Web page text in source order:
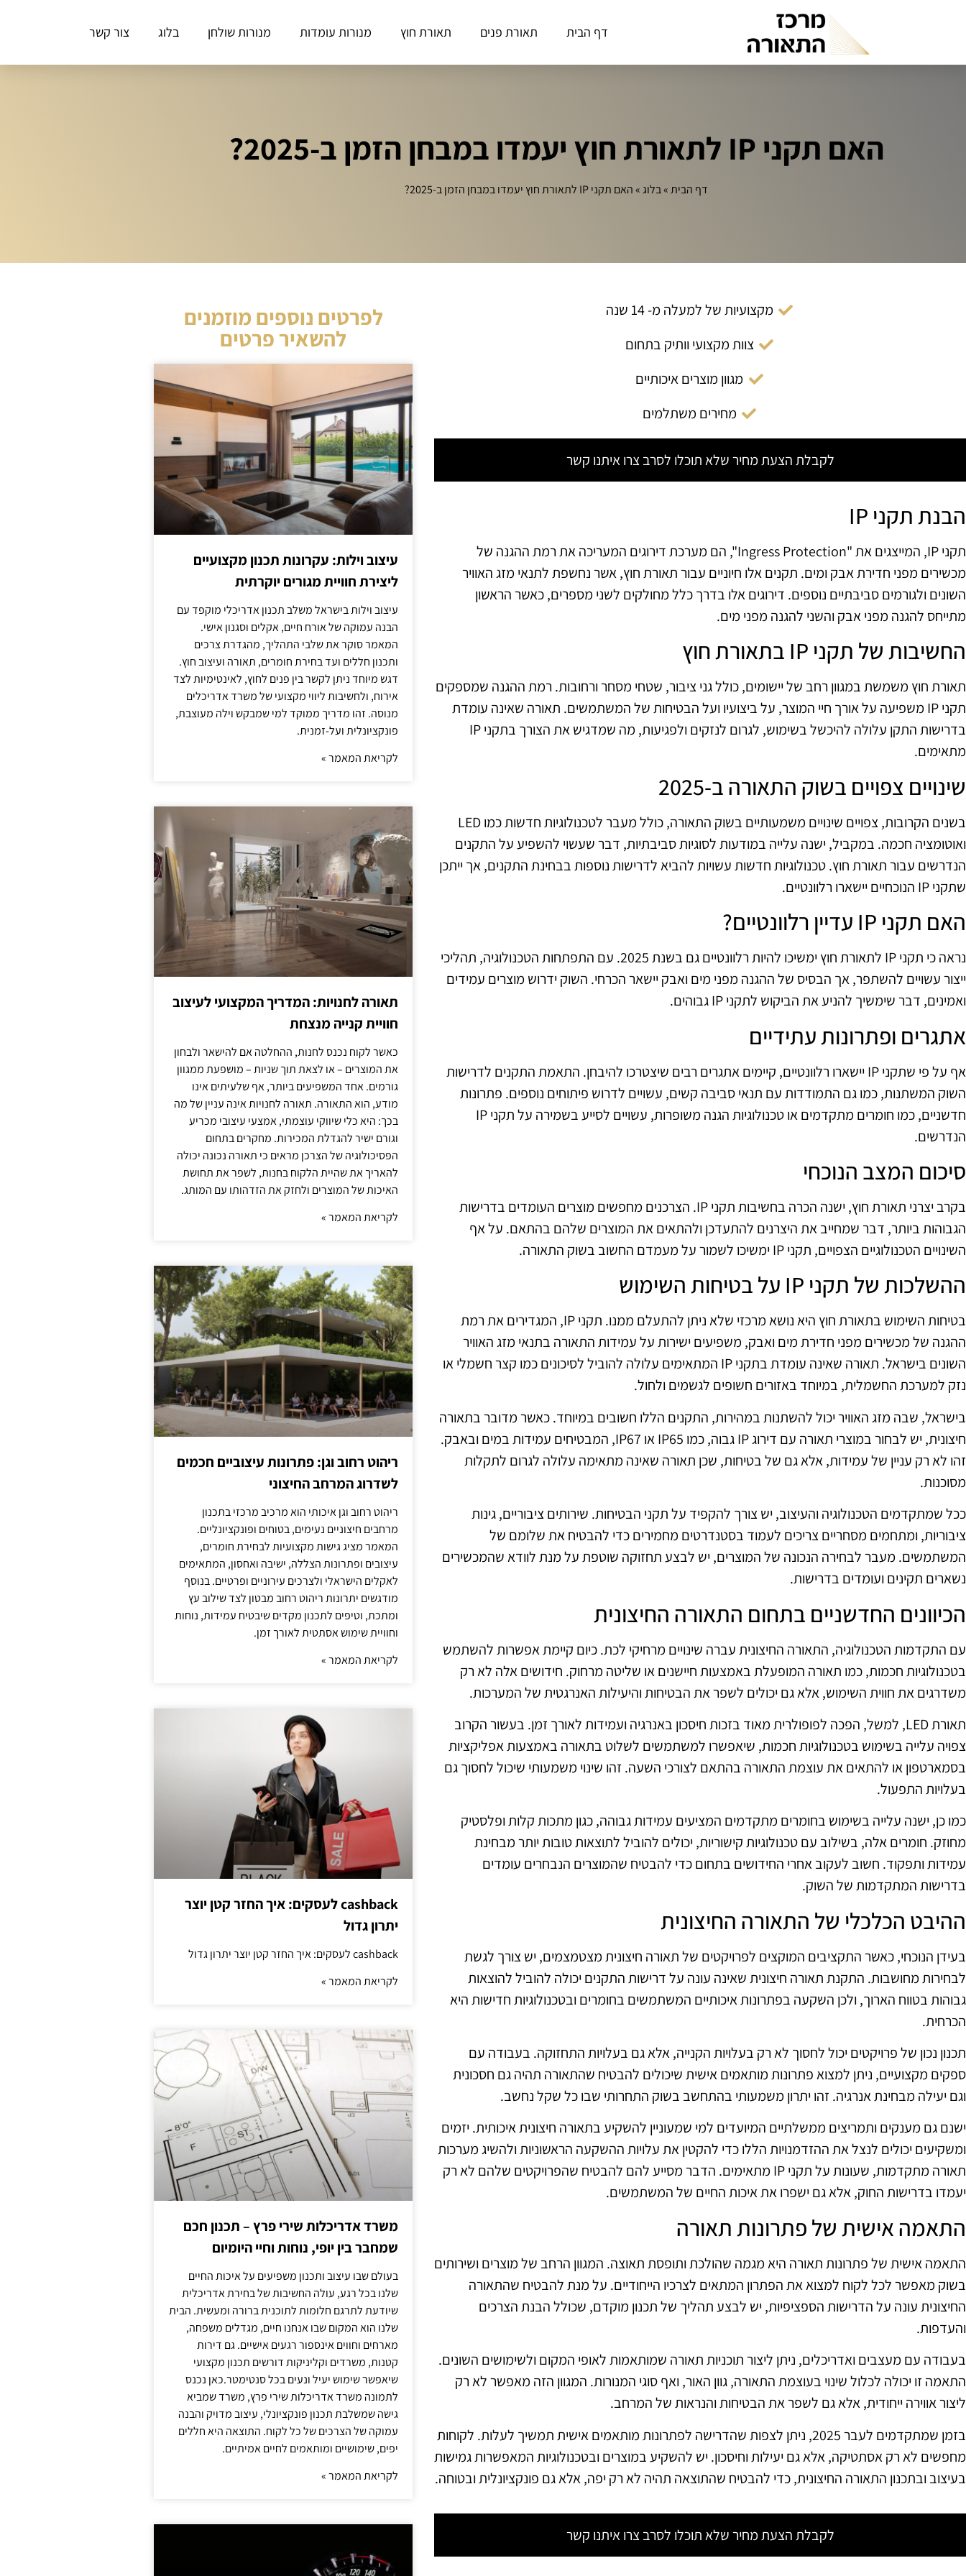
דף הבית תאורת פנים תאורת חוץ מנורות עומדות מנורות שולחן בלוג צור קשר
האם תקני IP לתאורת חוץ יעמדו במבחן הזמן ב‑2025?
דף הבית»בלוג»האם תקני IP לתאורת חוץ יעמדו במבחן הזמן ב‑2025?
מקצועיות של למעלה מ- 14 שנה
צוות מקצועי וותיק בתחום
מגוון מוצרים איכותיים
מחירים משתלמים
לקבלת הצעת מחיר שלא תוכלו לסרב צרו איתנו קשר
הבנת תקני IP
תקני IP, המייצגים את "Ingress Protection", הם מערכת דירוגים המעריכה את רמת ההגנה של
מכשירים מפני חדירת אבק ומים. תקנים אלו חיוניים עבור תאורת חוץ, אשר נחשפת לתנאי מזג האוויר
השונים ולגורמים סביבתיים נוספים. דירוגים אלו בדרך כלל מחולקים לשני מספרים, כאשר הראשון
מתייחס להגנה מפני אבק והשני להגנה מפני מים.
החשיבות של תקני IP בתאורת חוץ
תאורת חוץ משמשת במגוון רחב של יישומים, כולל גני ציבור, שטחי מסחר ורחובות. רמת ההגנה שמספקים
תקני IP משפיעה על אורך חיי המוצר, על ביצועיו ועל הבטיחות של המשתמשים. תאורה שאינה עומדת
בדרישות התקן עלולה להיכשל בשימוש, לגרום לנזקים ולפגיעות, מה שמדגיש את הצורך בתקני IP
מתאימים.
שינויים צפויים בשוק התאורה ב‑2025
בשנים הקרובות, צפויים שינויים משמעותיים בשוק התאורה, כולל מעבר לטכנולוגיות חדשות כמו LED
ואוטומציה חכמה. במקביל, ישנה עלייה במודעות לסוגיות סביבתיות, דבר שעשוי להשפיע על התקנים
הנדרשים עבור תאורת חוץ. טכנולוגיות חדשות עשויות להביא לדרישות נוספות בבחינת התקנים, אך ייתכן
שתקני IP הנוכחיים יישארו רלוונטיים.
האם תקני IP עדיין רלוונטיים?
נראה כי תקני IP לתאורת חוץ ימשיכו להיות רלוונטיים גם בשנת 2025. עם התפתחות הטכנולוגיה, תהליכי
ייצור עשויים להשתפר, אך הבסיס של ההגנה מפני מים ואבק יישאר הכרחי. השוק ידרוש מוצרים עמידים
ואמינים, דבר שימשיך להניע את הביקוש לתקני IP גבוהים.
אתגרים ופתרונות עתידיים
אף על פי שתקני IP יישארו רלוונטיים, קיימים אתגרים רבים שיצטרכו להיבחן. התאמת התקנים לדרישות
השוק המשתנות, כמו גם התמודדות עם תנאי סביבה קשים, עשויים לדרוש פיתוחים נוספים. פתרונות
חדשניים, כמו חומרים מתקדמים או טכנולוגיות הגנה משופרות, עשויים לסייע בשמירה על תקני IP
הנדרשים.
סיכום המצב הנוכחי
בקרב יצרני תאורת חוץ, ישנה הכרה בחשיבות תקני IP. הצרכנים מחפשים מוצרים העומדים בדרישות
הגבוהות ביותר, דבר שמחייב את היצרנים להתעדכן ולהתאים את המוצרים שלהם בהתאם. על אף
השינויים הטכנולוגיים הצפויים, תקני IP ימשיכו לשמור על מעמדם החשוב בשוק התאורה.
ההשלכות של תקני IP על בטיחות השימוש
בטיחות השימוש בתאורת חוץ היא נושא מרכזי שלא ניתן להתעלם ממנו. תקני IP, המגדירים את רמת
ההגנה של מכשירים מפני חדירת מים ואבק, משפיעים ישירות על עמידות התאורה בתנאי מזג האוויר
השונים בישראל. תאורה שאינה עומדת בתקני IP המתאימים עלולה להוביל לסיכונים כמו קצר חשמלי או
נזק למערכת החשמלית, במיוחד באזורים חשופים לגשמים ולחול.
בישראל, שבה מזג האוויר יכול להשתנות במהירות, התקנים הללו חשובים במיוחד. כאשר מדובר בתאורה
חיצונית, יש לבחור במוצרי תאורה עם דירוג IP גבוה, כמו IP65 או IP67, המבטיחים עמידות במים ובאבק.
זהו לא רק עניין של עמידות, אלא גם של בטיחות, שכן תאורה שאינה מתאימה עלולה לגרום לתקלות
מסוכנות.
ככל שמתקדמים הטכנולוגיה והעיצוב, יש צורך להקפיד על תקני הבטיחות. שירותים ציבוריים, גינות
ציבוריות, ומתחמים מסחריים צריכים לעמוד בסטנדרטים מחמירים כדי להבטיח את שלומם של
המשתמשים. מעבר לבחירה הנכונה של המוצרים, יש לבצע תחזוקה שוטפת על מנת לוודא שהמכשירים
נשארים תקינים ועומדים בדרישות.
הכיוונים החדשניים בתחום התאורה החיצונית
עם התקדמות הטכנולוגיה, התאורה החיצונית עברה שינויים מרחיקי לכת. כיום קיימת אפשרות להשתמש
בטכנולוגיות חכמות, כמו תאורה המופעלת באמצעות חיישנים או שליטה מרחוק. חידושים אלה לא רק
משדרגים את חווית השימוש, אלא גם יכולים לשפר את הבטיחות והיעילות האנרגטית של המערכות.
תאורת LED, למשל, הפכה לפופולרית מאוד בזכות חיסכון באנרגיה ועמידות לאורך זמן. בעשור הקרוב
צפויה עלייה בשימוש בטכנולוגיות חכמות, שיאפשרו למשתמשים לשלוט בתאורה באמצעות אפליקציות
בסמארטפון או להתאים את עוצמת התאורה בהתאם לצורכי השעה. זהו שינוי משמעותי שיכול לחסוך גם
בעלויות התפעול.
כמו כן, ישנה עלייה בשימוש בחומרים מתקדמים המציעים עמידות גבוהה, כגון מתכות קלות ופלסטיק
מחוזק. חומרים אלה, בשילוב עם טכנולוגיות קישוריות, יכולים להוביל לתוצאות טובות יותר מבחינת
עמידות ותפקוד. חשוב לעקוב אחרי החידושים בתחום כדי להבטיח שהמוצרים הנבחרים עומדים
בדרישות המתקדמות של השוק.
ההיבט הכלכלי של התאורה החיצונית
בעידן הנוכחי, כאשר התקציבים המוקצים לפרויקטים של תאורה חיצונית מצטמצמים, יש צורך לגשת
לבחירות מחושבות. התקנת תאורה חיצונית שאינה עונה על דרישות התקנים יכולה להוביל להוצאות
גבוהות בטווח הארוך, ולכן השקעה בפתרונות איכותיים המשתמשים בחומרים ובטכנולוגיות חדישות היא
הכרחית.
תכנון נכון של פרויקטים יכול לחסוך לא רק בעלויות הקנייה, אלא גם בעלויות התחזוקה. בעבודה עם
ספקים מקצועיים, ניתן למצוא פתרונות מותאמים אישית שיכולים להבטיח שהתאורה תהיה גם חסכונית
וגם יעילה מבחינת אנרגיה. זהו יתרון משמעותי בהתחשב בשוק התחרותי שבו כל שקל נחשב.
ישנם גם מענקים ותמריצים ממשלתיים המיועדים למי שמעוניין להשקיע בתאורה חיצונית איכותית. יזמים
ומשקיעים יכולים לנצל את ההזדמנויות הללו כדי להקטין את עלויות ההשקעה הראשוניות ולהשיג מערכות
תאורה מתקדמות, שעונות על תקני IP מתאימים. הדבר מסייע להם להבטיח שהפרויקטים שלהם לא רק
יעמדו בדרישות החוק, אלא גם ישפרו את איכות החיים של המשתמשים.
התאמה אישית של פתרונות תאורה
התאמה אישית של פתרונות תאורה היא מגמה שהולכת ותופסת תאוצה. המגוון הרחב של מוצרים ושירותים
בשוק מאפשר לכל לקוח למצוא את הפתרון המתאים לצרכיו הייחודיים. על מנת להבטיח שהתאורה
החיצונית עונה על הדרישות הספציפיות, יש לבצע תהליך של תכנון מוקדם, שכולל הבנת הצרכים
והעדפות.
בעבודה עם מעצבים ואדריכלים, ניתן ליצור תוכניות תאורה שמותאמות לאופי המקום ולשימושים השונים.
התאמה זו יכולה לכלול שינוי בעוצמת התאורה, גוון האור, ואף סוגי המנורות. המגוון הזה מאפשר לא רק
ליצור אווירה ייחודית, אלא גם לשפר את הבטיחות והנראות של המרחב.
בזמן שמתקדמים לעבר 2025, ניתן לצפות שהדרישה לפתרונות מותאמים אישית תמשיך לעלות. לקוחות
מחפשים לא רק אסתטיקה, אלא גם יעילות וחיסכון. יש להשקיע במוצרים ובטכנולוגיות המאפשרות גמישות
בעיצוב ובתכנון התאורה החיצונית, כדי להבטיח שהתוצאה תהיה לא רק יפה, אלא גם פונקציונלית ובטוחה.
לקבלת הצעת מחיר שלא תוכלו לסרב צרו איתנו קשר
לפרטים נוספים מוזמנים
להשאיר פרטים
עיצוב וילות: עקרונות תכנון מקצועיים
ליצירת חוויית מגורים יוקרתית
עיצוב וילות בישראל משלב תכנון אדריכלי מוקפד עם
הבנה עמוקה של אורח חיים, אקלים וסגנון אישי.
המאמר סוקר את שלבי התהליך, מהגדרת צרכים
ותכנון חללים ועד בחירת חומרים, תאורה ועיצוב חוץ.
דגש מיוחד ניתן לקשר בין פנים לחוץ, לאינטימיות לצד
אירוח, ולחשיבות ליווי מקצועי של משרד אדריכלים
מנוסה. זהו מדריך ממוקד למי שמבקש וילה מעוצבת,
פונקציונלית ועל-זמנית.
לקריאת המאמר »
תאורה לחנויות: המדריך המקצועי לעיצוב
חוויית קנייה מנצחת
כאשר לקוח נכנס לחנות, ההחלטה אם להישאר ולבחון
את המוצרים – או לצאת תוך שניות – מושפעת ממגוון
גורמים. אחד המשפיעים ביותר, אף שלעיתים אינו
מודע, הוא התאורה. תאורה לחנויות אינה עניין של מה
בכך: היא כלי שיווקי עוצמתי, אמצעי עיצובי מכריע
וגורם ישיר להגדלת המכירות. מחקרים בתחום
הפסיכולוגיה של הצרכן מראים כי תאורה נכונה יכולה
להאריך את שהיית הלקוח בחנות, לשפר את תחושת
האיכות של המוצרים ולחזק את הזדהותו עם המותג.
לקריאת המאמר »
ריהוט רחוב וגן: פתרונות עיצוביים חכמים
לשדרוג המרחב החיצוני
ריהוט רחוב וגן איכותי הוא מרכיב מרכזי בתכנון
מרחבים חיצוניים נעימים, בטוחים ופונקציונליים.
המאמר מציג גישות מקצועיות לבחירת חומרים,
עיצובים ופתרונות הצללה, ישיבה ואחסון, המתאימים
לאקלים הישראלי ולצרכים עירוניים ופרטיים. בנוסף
מודגשים יתרונות ריהוט רחוב מבטון לצד שילוב עץ
ומתכת, וטיפים לתכנון מקדים שיבטיח עמידות, נוחות
וחוויית שימוש אסתטית לאורך זמן.
לקריאת המאמר »
cashback לעסקים: איך החזר קטן יוצר
יתרון גדול
cashback לעסקים: איך החזר קטן יוצר יתרון גדול
לקריאת המאמר »
משרד אדריכלות שירי פרץ – תכנון חכם
שמחבר בין יופי, נוחות וחיי היומיום
בעולם שבו עיצוב ותכנון משפיעים על איכות החיים
שלנו בכל רגע, עולה החשיבות של בחירת אדריכלית
שיודעת לתרגם חלומות לתוכנית ברורה ומעשית. הבית
שלנו הוא המקום שבו אנחנו חיים, מגדלים משפחה,
מארחים וחווים אינספור רגעים אישיים. גם דירות
קטנות, משרדים וקליניקות דורשים תכנון מקצועי
שיאפשר שימוש יעיל ונעים בכל סנטימטר.כאן נכנס
לתמונה משרד אדריכלות שירי פרץ, משרד שמביא
גישה שמשלבת תכנון פונקציונלי, עיצוב מדויק והבנה
עמוקה של הצרכים של כל לקוח. התוצאה היא חללים
יפים, שימושיים ומותאמים לחיים אמיתיים.
לקריאת המאמר »